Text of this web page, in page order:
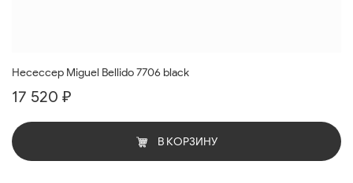
Несессер Miguel Bellido 7706 black
17 520 ₽
В КОРЗИНУ